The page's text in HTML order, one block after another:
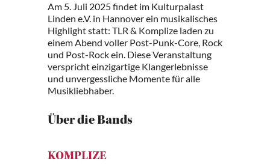
Am 5. Juli 2025 findet im Kulturpalast
Linden e.V. in Hannover ein musikalisches
Highlight statt: TLR & Komplize laden zu
einem Abend voller Post-Punk-Core, Rock
und Post-Rock ein. Diese Veranstaltung
verspricht einzigartige Klangerlebnisse
und unvergessliche Momente für alle
Musikliebhaber.
Über die Bands
KOMPLIZE